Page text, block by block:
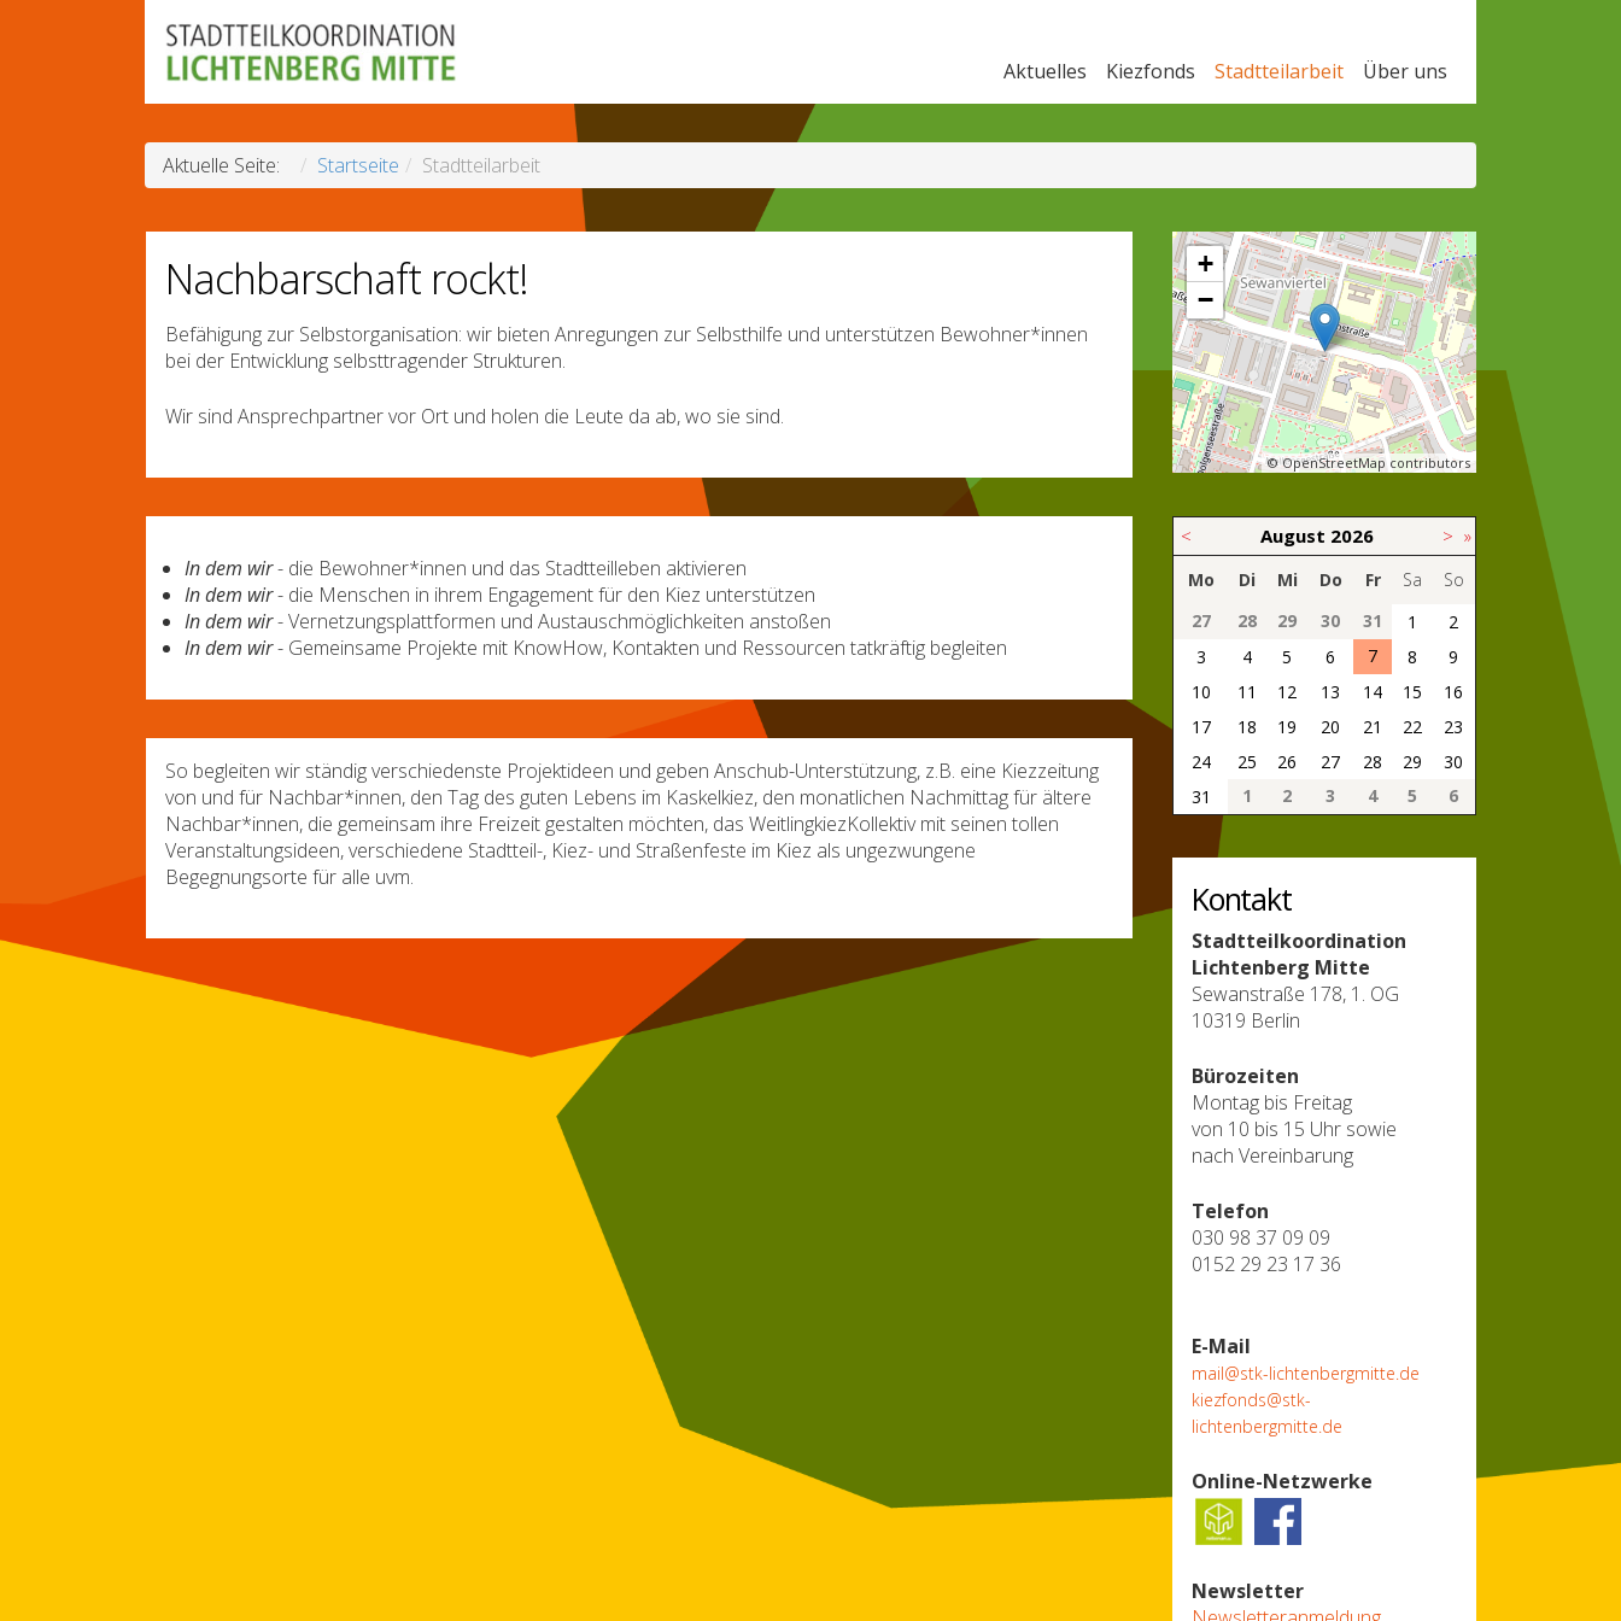
Aktuelles Kiezfonds Stadtteilarbeit Über uns
Aktuelle Seite: Startseite Stadtteilarbeit
Nachbarschaft rockt!
Befähigung zur Selbstorganisation: wir bieten Anregungen zur Selbsthilfe und unterstützen Bewohner*innen
bei der Entwicklung selbsttragender Strukturen.
Wir sind Ansprechpartner vor Ort und holen die Leute da ab, wo sie sind.
In dem wir- die Bewohner*innen und das Stadtteilleben aktivieren
In dem wir- die Menschen in ihrem Engagement für den Kiez unterstützen
In dem wir- Vernetzungsplattformen und Austauschmöglichkeiten anstoßen
In dem wir- Gemeinsame Projekte mit KnowHow, Kontakten und Ressourcen tatkräftig begleiten
So begleiten wir ständig verschiedenste Projektideen und geben Anschub-Unterstützung, z.B. eine Kiezzeitung
von und für Nachbar*innen, den Tag des guten Lebens im Kaskelkiez, den monatlichen Nachmittag für ältere
Nachbar*innen, die gemeinsam ihre Freizeit gestalten möchten, das WeitlingkiezKollektiv mit seinen tollen
Veranstaltungsideen, verschiedene Stadtteil-, Kiez- und Straßenfeste im Kiez als ungezwungene
Begegnungsorte für alle uvm.
+
−
© OpenStreetMap contributors
< August 2026 > »
Mo Di Mi Do Fr Sa
So
27
28 29 30 31 1
2
3
4 5 6 7 8
9
10
11 12 13 14 15
16
17
18 19 20 21 22
23
24
25 26 27 28 29
30
31
1 2 3 4 5 6
Kontakt
Stadtteilkoordination
Lichtenberg Mitte
Sewanstraße 178, 1. OG
10319 Berlin
Bürozeiten
Montag bis Freitag
von 10 bis 15 Uhr sowie
nach Vereinbarung
Telefon
030 98 37 09 09
0152 29 23 17 36
E-Mail
mail@stk-lichtenbergmitte.de
kiezfonds@stk-
lichtenbergmitte.de
Online-Netzwerke
Newsletter